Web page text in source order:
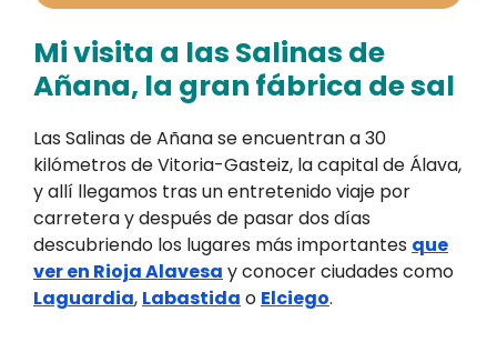
Mi visita a las Salinas de
Añana, la gran fábrica de sal
Las Salinas de Añana se encuentran a 30
kilómetros de Vitoria-Gasteiz, la capital de Álava,
y allí llegamos tras un entretenido viaje por
carretera y después de pasar dos días
descubriendo los lugares más importantes que
ver en Rioja Alavesa y conocer ciudades como
Laguardia, Labastida o Elciego.